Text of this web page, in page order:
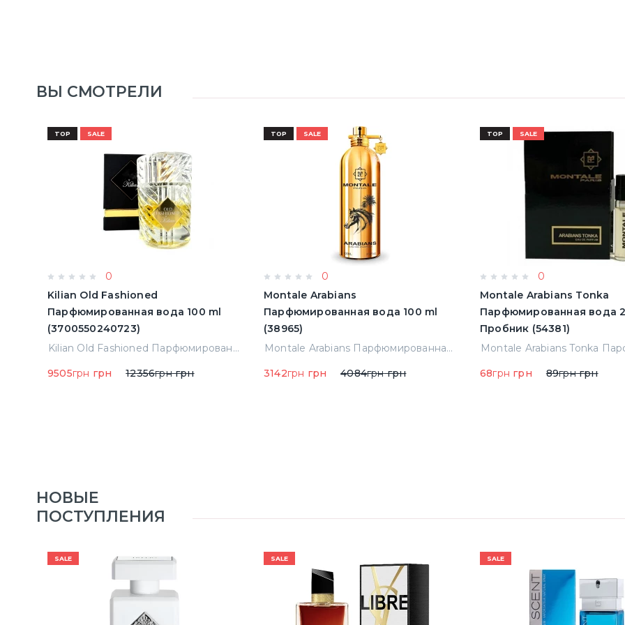
ВЫ СМОТРЕЛИ
TOP SALE
0
Kilian Old Fashioned
Парфюмированная вода 100 ml
(3700550240723)
Kilian Old Fashioned Парфюмированная вода 100 ml (3700550240723)
9505грн грн 12356грнгрн
TOP SALE
0
Montale Arabians
Парфюмированная вода 100 ml
(38965)
Montale Arabians Парфюмированная вода 100 ml (38965)
3142грн грн 4084грнгрн
TOP SALE
0
Montale Arabians Tonka
Парфюмированная вода
Пробник (54381)
68грн грн 89грнгрн
НОВЫЕ
ПОСТУПЛЕНИЯ
SALE SALE SALE